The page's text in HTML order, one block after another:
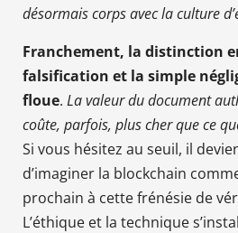
désormais corps avec la culture
Franchement, la distinction
falsification et la simple
floue. La valeur du document
coûte, parfois, plus cher que ce
Si vous hésitez au seuil, il
d’imaginer la blockchain
prochain à cette frénésie de
L’éthique et la technique